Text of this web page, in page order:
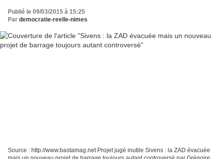
Publié le 09/03/2015 à 15:25
Par democratie-reelle-nimes
Source : http://www.bastamag.net Projet jugé inutile Sivens : la ZAD évacuée